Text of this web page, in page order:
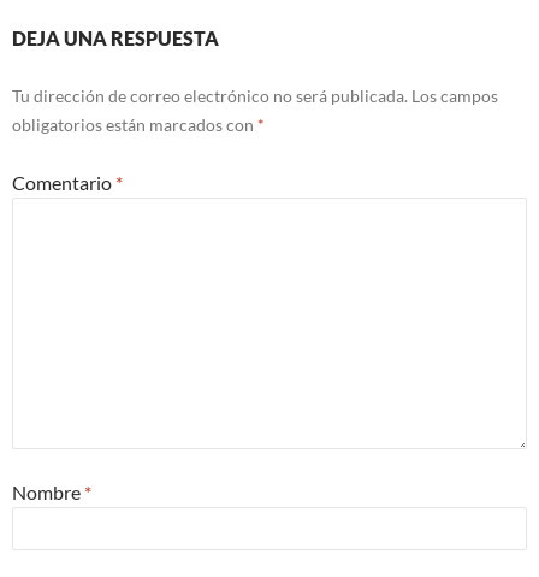
DEJA UNA RESPUESTA
Tu dirección de correo electrónico no será publicada. Los campos
obligatorios están marcados con *
Comentario *
Nombre *